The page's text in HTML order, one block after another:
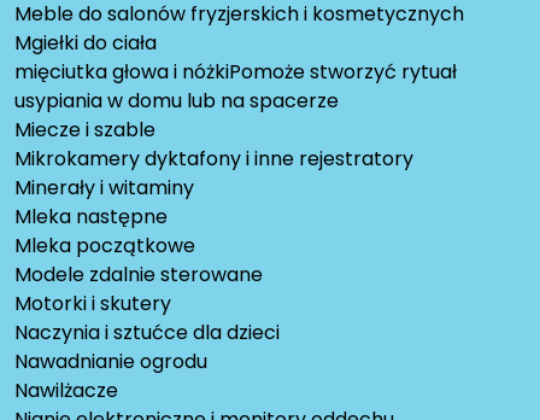
Meble do salonów fryzjerskich i kosmetycznych
Mgiełki do ciała
mięciutka głowa i nóżkiPomoże stworzyć rytuał
usypiania w domu lub na spacerze
Miecze i szable
Mikrokamery dyktafony i inne rejestratory
Minerały i witaminy
Mleka następne
Mleka początkowe
Modele zdalnie sterowane
Motorki i skutery
Naczynia i sztućce dla dzieci
Nawadnianie ogrodu
Nawilżacze